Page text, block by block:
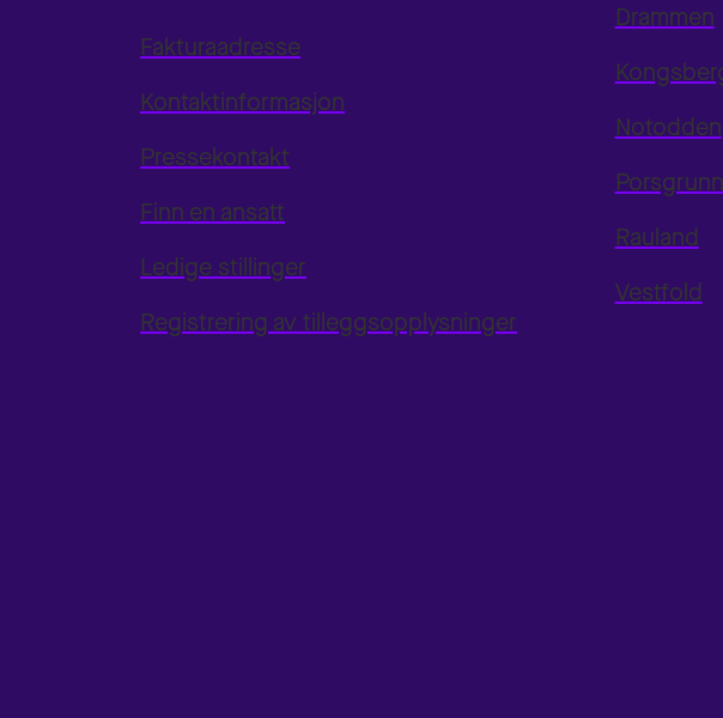
Fakturaadresse
Kontaktinformasjon
Pressekontakt
Finn en ansatt
Ledige stillinger
Registrering av tilleggsopplysninger
Drammen
Notodden
Porsgrunn
Rauland
Vestfold